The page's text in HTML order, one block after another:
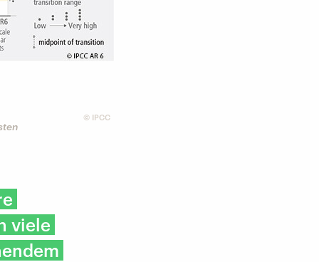
© IPCC
viele